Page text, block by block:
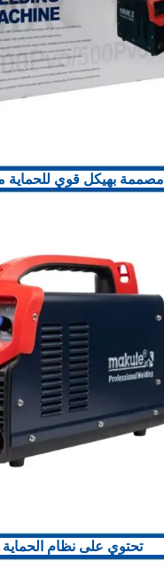
مصممة بهيكل قوي للحماية
تحتوي على نظام الحماية